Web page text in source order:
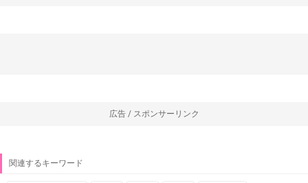
広告 / スポンサーリンク
関連するキーワード